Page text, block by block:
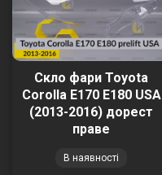
Скло фари Toyota
Corolla E170 E180 USA
(2013-2016) дорест
праве
В наявності